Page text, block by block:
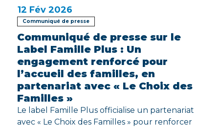
12 Fév 2026
Communiqué de presse
Communiqué de presse sur le
Label Famille Plus : Un
engagement renforcé pour
l’accueil des familles, en
partenariat avec « Le Choix des
Familles »
Le label Famille Plus officialise un partenariat
avec « Le Choix des Familles » pour renforcer